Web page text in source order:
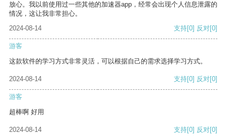
放心。我以前使用过一些其他的加速器app，经常会出现个人信息泄露的
情况，这让我非常担心。
2024-08-14
支持[0] 反对[0]
游客
这款软件的学习方式非常灵活，可以根据自己的需求选择学习方式。
2024-08-14 支持[0] 反对[0]
游客
超棒啊 好用
2024-08-14 支持[0] 反对[0]